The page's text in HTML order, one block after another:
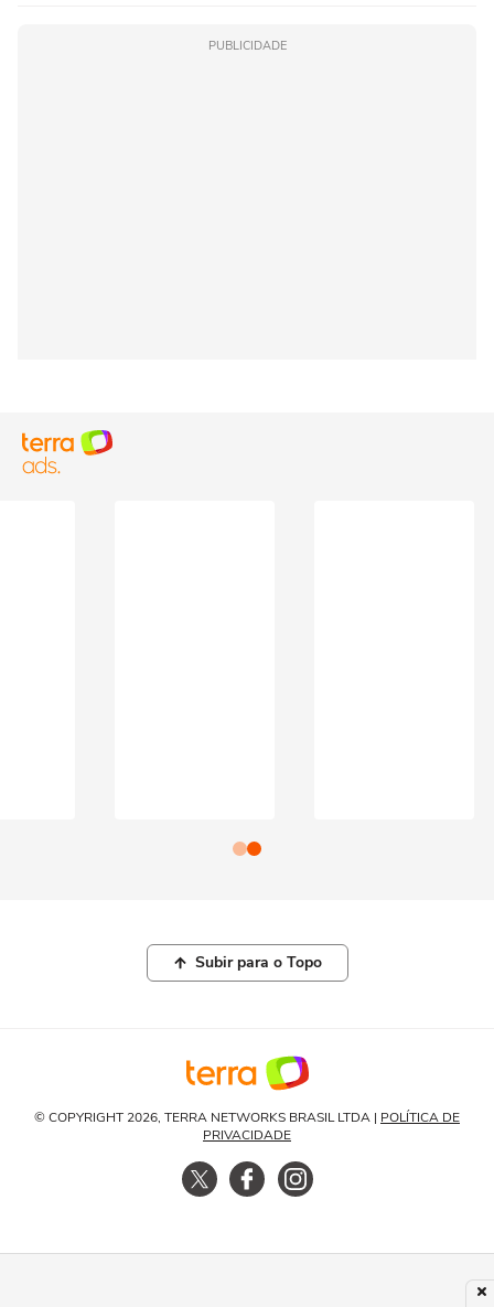
PUBLICIDADE
Subir para o Topo
© COPYRIGHT 2026, TERRA NETWORKS BRASIL LTDA | POLÍTICA DE
PRIVACIDADE